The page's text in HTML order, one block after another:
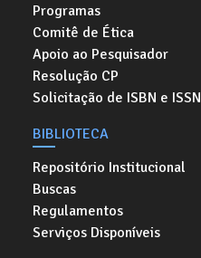
Programas
Comitê de Ética
Apoio ao Pesquisador
Resolução CP
Solicitação de ISBN e ISSN
BIBLIOTECA
Repositório Institucional
Buscas
Regulamentos
Serviços Disponíveis